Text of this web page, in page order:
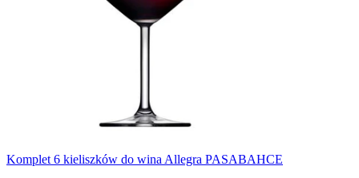
Komplet 6 kieliszków do wina Allegra PASABAHCE